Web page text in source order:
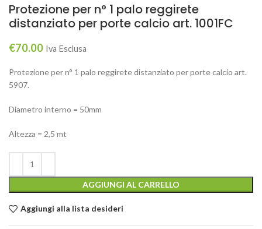
Protezione per n° 1 palo reggirete
distanziato per porte calcio art. 1001FC
€70.00 Iva Esclusa
Protezione per n° 1 palo reggirete distanziato per porte calcio art.
5907.
Diametro interno = 50mm
Altezza = 2,5 mt
AGGIUNGI AL CARRELLO
Aggiungi alla lista desideri